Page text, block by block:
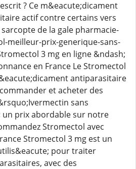
? Ce m&eacute;dicament
actif contre certains vers
de la gale pharmacie-
meilleur-prix-generique-sans-
3 mg en ligne &ndash;
en France Le Stromectol
antiparasitaire
et acheter des
sans
un prix abordable sur notre
Stromectol avec
Stromectol 3 mg est un
pour traiter
avec des